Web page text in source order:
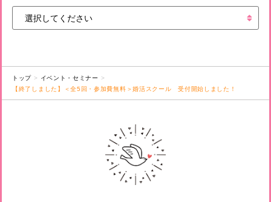
トップ
イベント・セミナー
【終了しました】＜全5回・参加費無料＞婚活スクール 受付開始しました！